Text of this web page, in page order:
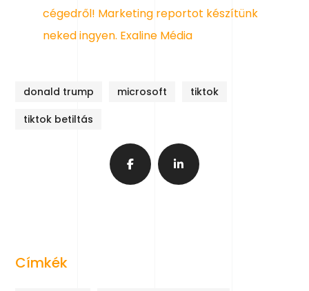
donald trump microsoft
tiktok
tiktok betiltás
Címkék